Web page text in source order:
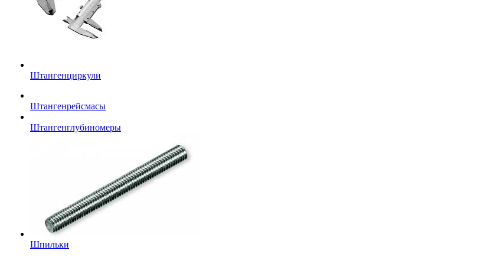
Штангенциркули
Штангенрейсмасы
Штангенглубиномеры
Шпильки